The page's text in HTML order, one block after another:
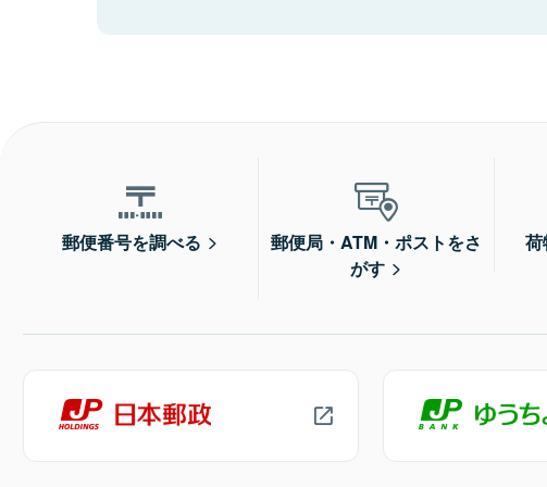
郵便番号を調べる
郵便局・ATM・ポストをさ
がす